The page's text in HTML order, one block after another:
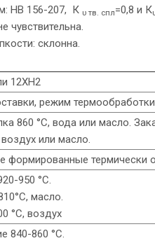
HB 156-207, К υ тв. спл=0,8 и К
чувствительна.
склонна.
12ХН2
режим термообработки
860 °С, вода или масло.
или масло.
формированные термически
950 °С.
масло.
°С, воздух
840-860 °С.